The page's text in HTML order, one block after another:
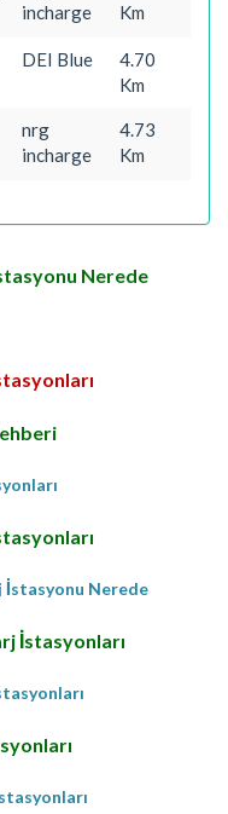
incharge
Km
DEI Blue
4.70
Km
nrg
incharge
4.73
Km
Nerede
İstasyonu Nerede
İstasyonları